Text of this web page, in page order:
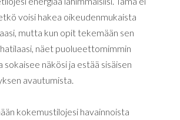
voisi hakea oikeudenmukaista
, mutta kun opit tekemään sen
näet puolueettomimmin
sokaisee näkösi ja estää sisäisen
avautumista.
kokemustilojesi havainnoista